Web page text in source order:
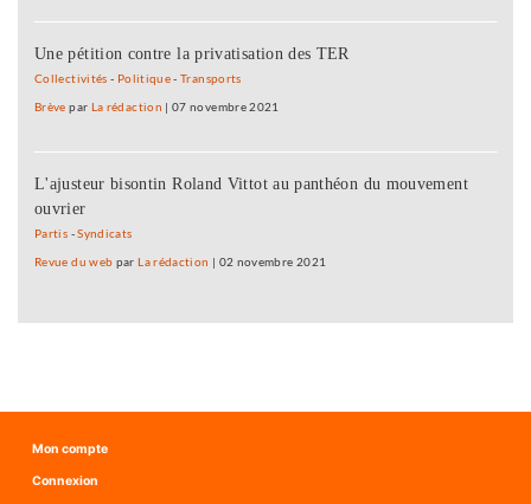
Une pétition contre la privatisation des TER
Collectivités - Politique-Transports
Brève par La rédaction |07 novembre 2021
L'ajusteur bisontin Roland Vittot au panthéon du mouvement
ouvrier
Partis -Syndicats
Revue du web par La rédaction 02 novembre 2021
Mon compte
Connexion